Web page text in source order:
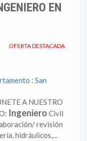
EN
OFERTA DESTACADA
: San
A NUESTRO
Ingeniero Civil
revisión
hidráulicos,...